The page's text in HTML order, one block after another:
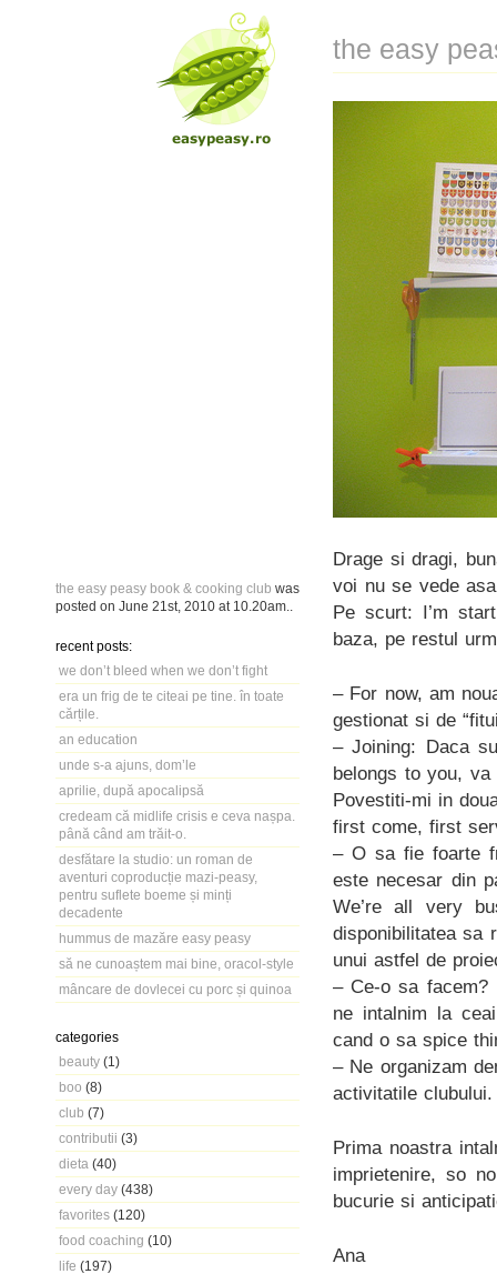
the easy peasy book & cooking club was
posted on June 21st, 2010 at 10.20am
recent posts:
we don’t bleed when we don’t fight
era un frig de te citeai pe tine. în toate
cărțile.
an education
unde s-a ajuns, dom’le
aprilie, după apocalipsă
credeam că midlife crisis e ceva nașpa.
până când am trăit-o.
desfătare la studio: un roman de
aventuri coproducție mazi-peasy,
pentru suflete boeme și minți
decadente
hummus de mazăre easy peasy
să ne cunoaștem mai bine, oracol-style
mâncare de dovlecei cu porc și quinoa
categories
beauty (1)
boo (8)
club (7)
contributii (3)
dieta (40)
every day (438)
favorites (120)
food coaching (10)
life (197)
the easy
Drage si dragi,
voi nu se vede
Pe scurt: I’m
baza, pe restul
– For now, am
gestionat si de
– Joining: Daca
belongs to you,
Povestiti-mi in
first come, first
– O sa fie foarte
este necesar din
We’re all very
disponibilitatea sa
unui astfel de
– Ce-o sa
ne intalnim la
cand o sa spice
– Ne organizam
activitatile clubului.
Prima noastra
imprietenire, so
bucurie si
Ana